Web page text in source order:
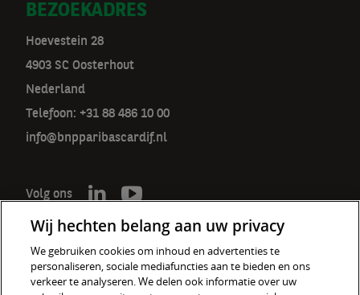
BEZOEKADRES
Hoevestein 28
4903 SC Oosterhout
Nederland
Telefoon: +31 88 486 10 00
info@bnpparibascardif.nl
Volg ons
De verzekeraar voor een wereld
Wij hechten belang aan uw privacy
We gebruiken cookies om inhoud en advertenties te
personaliseren, sociale mediafuncties aan te bieden en ons
verkeer te analyseren. We delen ook informatie over uw